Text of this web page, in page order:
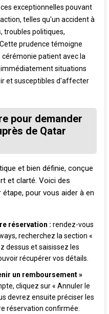
exceptionnelles pouvant
telles qu'un accident à
troubles politiques,
prudence témoigne
patient avec la
situations
et susceptibles d'affecter
pour demander
de Qatar
et bien définie, conçue
et clarté. Voici des
pour vous aider à en
réservation : rendez-vous
recherchez la section «
dessus et saisissez les
récupérer vos détails.
un remboursement »
cliquez sur « Annuler le
devrez ensuite préciser les
réservation confirmée.